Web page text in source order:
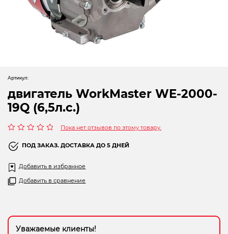
Новогодние товары
Отопление и климат
Подарочные сертификаты
Садовая техника
Сварочное оборудование
Спецодежда
Станки
Электроинструмент
Артикул:
двигатель WorkMaster WE-2000-
19Q (6,5л.с.)
0
из
Пока нет отзывов по этому товару.
ПОД ЗАКАЗ. ДОСТАВКА ДО 5 ДНЕЙ
Добавить в избранное
Добавить в сравнение
Уважаемые клиенты!